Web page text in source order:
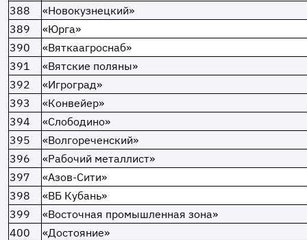
388
«Новокузнецкий»
389
«Юрга»
390
«Вяткаагроснаб»
391
«Вятские поляны»
392
«Игроград»
393
«Конвейер»
394
«Слободино»
395
«Волгореченский»
396
«Рабочий металлист»
397
«Азов-Сити»
398
«ВБ Кубань»
399
«Восточная промышленная зона»
400
«Достояние»